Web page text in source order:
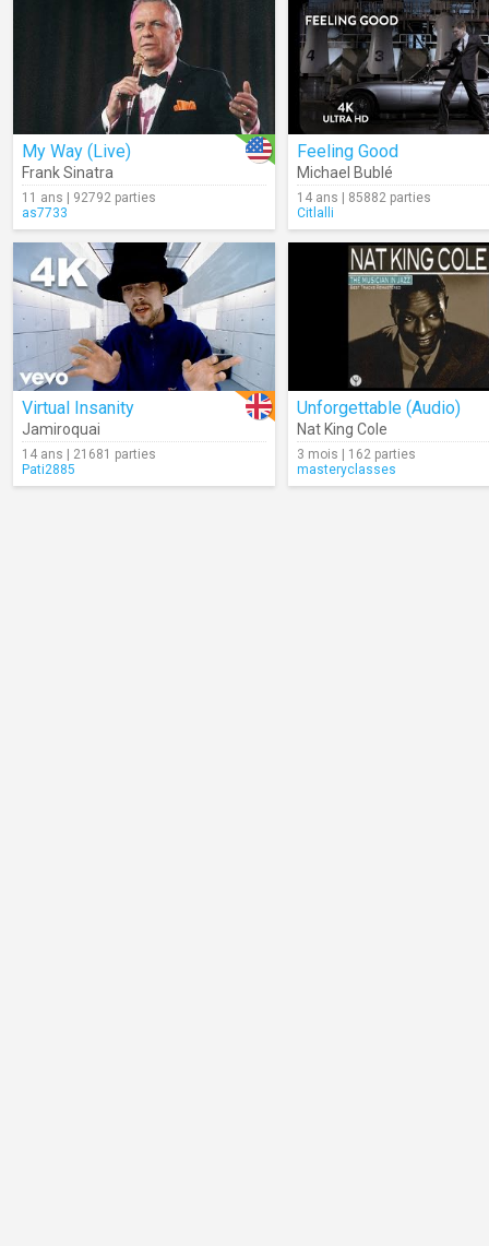
My Way (Live)
Frank Sinatra
11 ans | 92792 parties
as7733
Feeling Good
Michael Bublé
14 ans | 85882 parties
Citlalli
Virtual Insanity
Jamiroquai
14 ans | 21681 parties
Pati2885
Unforgettable (Audio)
Nat King Cole
3 mois | 162 parties
masteryclasses